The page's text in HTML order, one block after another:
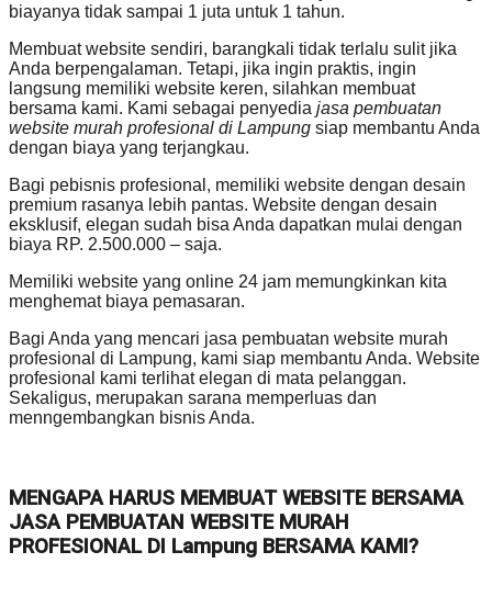
biayanya tidak sampai 1 juta untuk 1 tahun.
Membuat website sendiri, barangkali tidak terlalu sulit jika
Anda berpengalaman. Tetapi, jika ingin praktis, ingin
langsung memiliki website keren, silahkan membuat
bersama kami. Kami sebagai penyedia jasa pembuatan
website murah profesional di Lampung siap membantu Anda
dengan biaya yang terjangkau.
Bagi pebisnis profesional, memiliki website dengan desain
premium rasanya lebih pantas. Website dengan desain
eksklusif, elegan sudah bisa Anda dapatkan mulai dengan
biaya RP. 2.500.000 – saja.
Memiliki website yang online 24 jam memungkinkan kita
menghemat biaya pemasaran.
Bagi Anda yang mencari jasa pembuatan website murah
profesional di Lampung, kami siap membantu Anda. Website
profesional kami terlihat elegan di mata pelanggan.
Sekaligus, merupakan sarana memperluas dan
menngembangkan bisnis Anda.
MENGAPA HARUS MEMBUAT WEBSITE BERSAMA
JASA PEMBUATAN WEBSITE MURAH
PROFESIONAL DI Lampung BERSAMA KAMI?